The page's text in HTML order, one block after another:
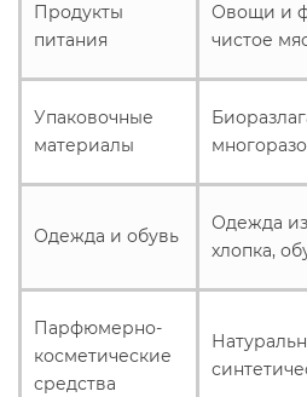
Продукты
питания
Овощи и
чистое
Упаковочные
материалы
Одежда и обувь
Одежда
хлопка,
Парфюмерно-
косметические
средства
промышленности (ТР ТС
оборудования (ТР ТС 010)
Сертификация средств
индивидуальной защиты
019)
Действующие технические
регламенты